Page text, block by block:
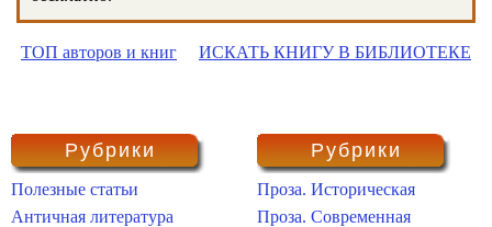
ТОП авторов и книг ИСКАТЬ КНИГУ В БИБЛИОТЕКЕ
Рубрики
Полезные статьи
Античная литература
Рубрики
Проза. Историческая
Проза. Современная